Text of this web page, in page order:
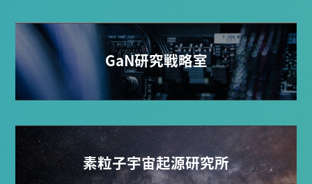
GaN研究戦略室
素粒子宇宙起源研究所